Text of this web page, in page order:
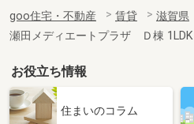
goo住宅・不動産 賃貸 滋賀県
瀬田メディエートプラザ Ｄ棟 1LDK
お役立ち情報
住まいのコラム